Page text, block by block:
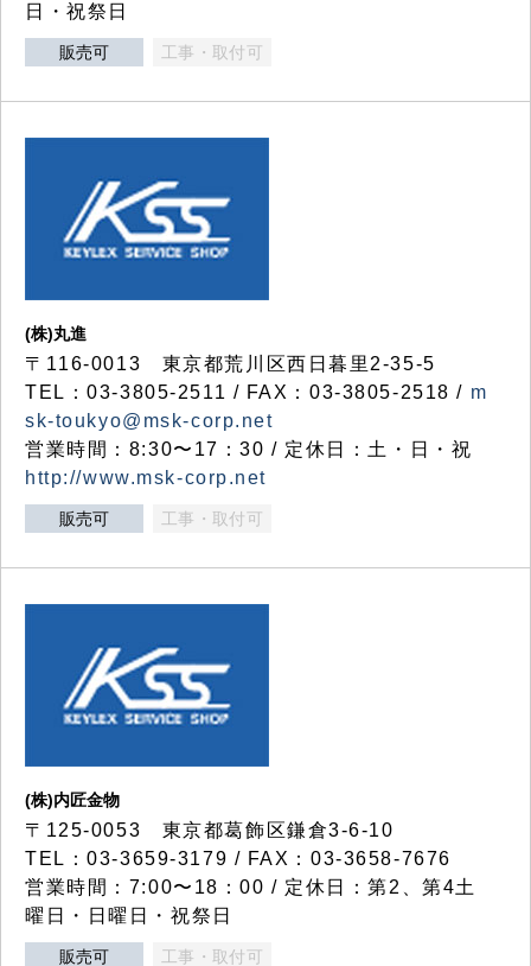
日・祝祭日
販売可 工事・取付可
(株)丸進
〒116-0013 東京都荒川区西日暮里2-35-5
TEL：03-3805-2511 / FAX：03-3805-2518 / m
sk-toukyo@msk-corp.net
営業時間：8:30〜17：30 / 定休日：土・日・祝
http://www.msk-corp.net
販売可 工事・取付可
(株)内匠金物
〒125-0053 東京都葛飾区鎌倉3-6-10
TEL：03-3659-3179 / FAX：03-3658-7676
営業時間：7:00〜18：00 / 定休日：第2、第4土
曜日・日曜日・祝祭日
販売可 工事・取付可